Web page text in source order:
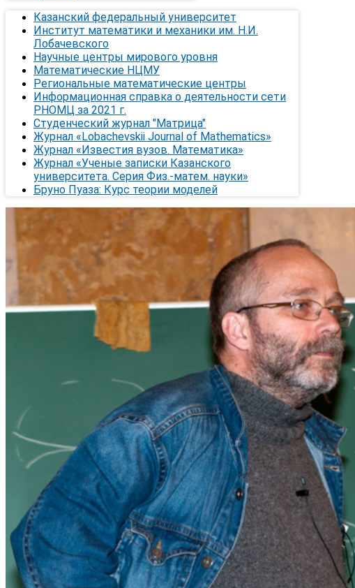
Казанский федеральный университет
Институт математики и механики им. Н.И.
Лобачевского
Научные центры мирового уровня
Математические НЦМУ
Региональные математические центры
Информационная справка о деятельности сети
РНОМЦ за 2021 г.
Студенческий журнал "Матрица"
Журнал «Lobachevskii Journal of Mathematics»
Журнал «Известия вузов. Математика»
Журнал «Ученые записки Казанского
университета. Серия Физ.-матем. науки»
Бруно Пуаза: Курс теории моделей